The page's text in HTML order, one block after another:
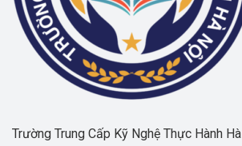
Trường Trung Cấp Kỹ Nghệ Thực Hành Hà